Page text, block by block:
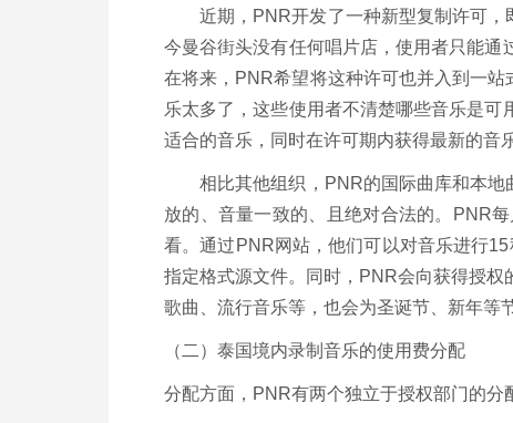
近期，PNR开发了一种新型复制许可
今曼谷街头没有任何唱片店，使用者只能通
在将来，PNR希望将这种许可也并入到一
乐太多了，这些使用者不清楚哪些音乐是
适合的音乐，同时在许可期内获得最新的音
相比其他组织，PNR的国际曲库和本
放的、音量一致的、且绝对合法的。PNR
看。通过PNR网站，他们可以对音乐进行
指定格式源文件。同时，PNR会向获得授
歌曲、流行音乐等，也会为圣诞节、新年等
（二）泰国境内录制音乐的使用费分配
分配方面，PNR有两个独立于授权部门的分